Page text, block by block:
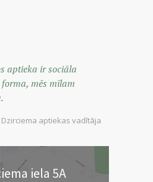
aptieka ir sociāla
mēs mīlam
aptiekas vadītāja
iela 5A